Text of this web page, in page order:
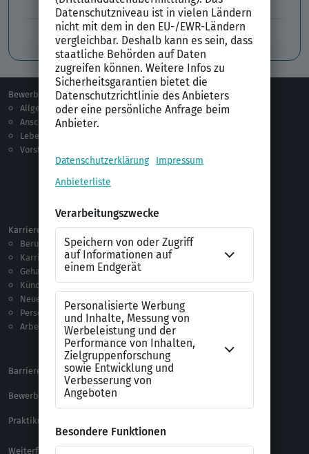
Tabellarischer Lebenslauf
Professionelles Bewerbungsfoto
Bewerben
Allgemeines
Anschreiben
Lebenslauf
Vorstellungsgespräch
Berufsorientierung
Ausbildung
Jobprofile
Karriere
Berufseinstieg
Karriere machen
Gehalt
Kündigung
Neue Arbeitswelt
Personalführung
Arbeitsrecht
Vorlagen & Tests
Anschreiben-Vorlagen
Lebenslauf-Vorlagen
Checklisten
Testverfahren
Alle Word-Dateien
Alle Downloads
Barrierefreiheitserklärung
XING Impressum
Bewerbungs-FAQ
Praktikum Online Marketing
Weiterführende Links